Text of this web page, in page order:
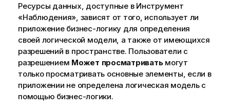
Ресурсы данных, доступные в Инструмент
«Наблюдения», зависят от того, использует ли
приложение бизнес-логику для определения
своей логической модели, а также от имеющихся
разрешений в пространстве. Пользователи с
разрешением Может просматриватьмогут
только просматривать основные элементы, если в
приложении не определена логическая модель с
помощью бизнес-логики.